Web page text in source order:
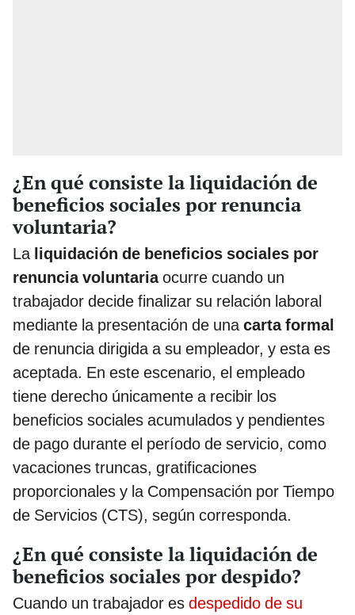
¿En qué consiste la liquidación de
beneficios sociales por renuncia
voluntaria?
Laliquidación de beneficios sociales por
renuncia voluntariaocurre cuando un
trabajador decide finalizar su relación laboral
mediante la presentación de unacarta formal
de renuncia dirigida a su empleador, y esta es
aceptada. En este escenario, el empleado
tiene derecho únicamente a recibir los
beneficios sociales acumulados y pendientes
de pago durante el período de servicio, como
vacaciones truncas, gratificaciones
proporcionales y la Compensación por Tiempo
de Servicios (CTS), según corresponda.
¿En qué consiste la liquidación de
beneficios sociales por despido?
Cuando un trabajador es despedido de su